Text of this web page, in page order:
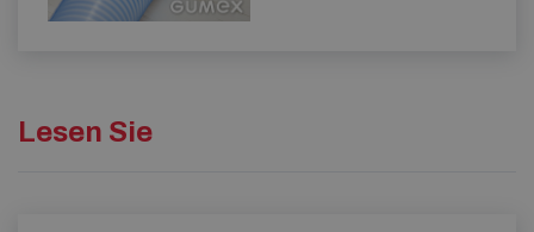
Lesen Sie